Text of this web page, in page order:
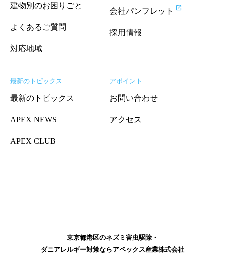
建物別のお困りごと
よくあるご質問
対応地域
会社パンフレット open_in_new
採用情報
最新のトピックス
最新のトピックス
APEX NEWS
APEX CLUB
アポイント
お問い合わせ
アクセス
東京都港区のネズミ害虫駆除・
ダニアレルギー対策ならアペックス産業株式会社